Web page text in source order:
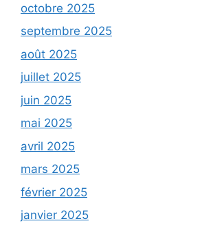
octobre 2025
septembre 2025
août 2025
juillet 2025
juin 2025
mai 2025
avril 2025
mars 2025
février 2025
janvier 2025